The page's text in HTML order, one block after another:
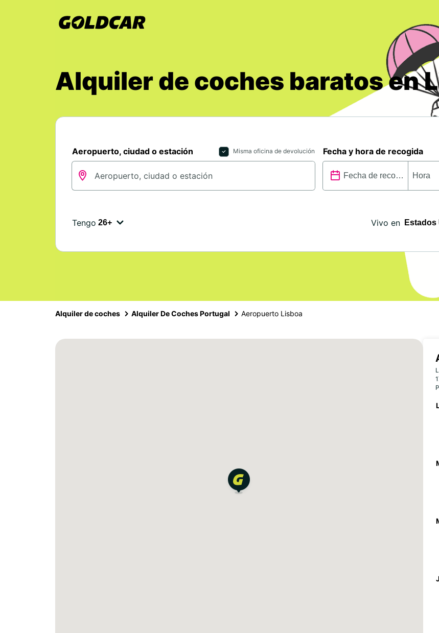
Alquiler de coches baratos en
Aeropuerto, ciudad o estación Misma oficina de devolución Fecha y hora de recogida
Tengo Vivo en
Alquiler de coches Alquiler De Coches Portugal Aeropuerto Lisboa